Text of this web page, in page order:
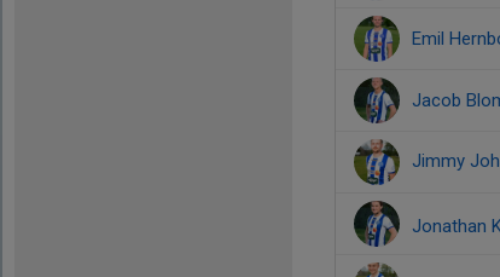
Emil
Jacob
Jimmy
Jonathan